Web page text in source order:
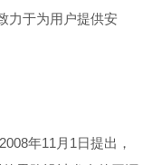
力于为用户提供安
年11月1日提出，